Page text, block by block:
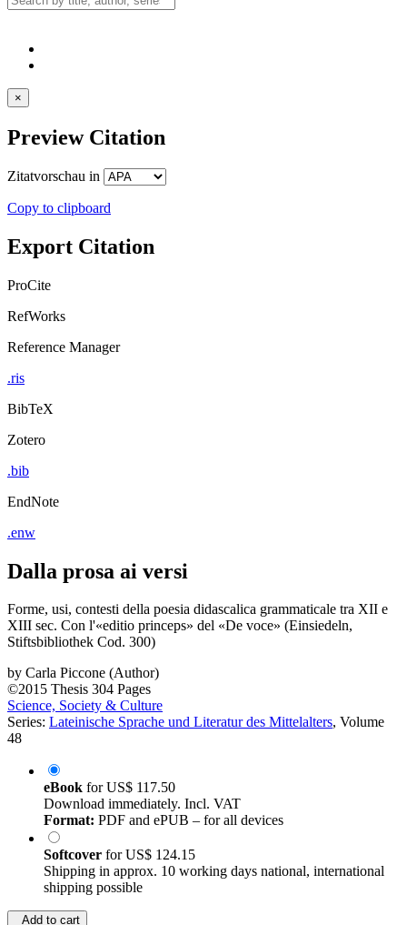
×
Preview Citation
Zitatvorschau in
Copy to clipboard
Export Citation
ProCite
RefWorks
Reference Manager
.ris
BibTeX
Zotero
.bib
EndNote
.enw
Dalla prosa ai versi
Forme, usi, contesti della poesia didascalica grammaticale tra XII e
XIII sec. Con l'«editio princeps» del «De voce» (Einsiedeln,
Stiftsbibliothek Cod. 300)
by Carla Piccone (Author)
©2015 Thesis 304 Pages
Science, Society & Culture
Series: Lateinische Sprache und Literatur des Mittelalters, Volume
48
eBook forUS$ 117.50
Download immediately. Incl. VAT
Format: PDF and ePUB – for all devices
Softcover forUS$ 124.15
Shipping in approx. 10 working days national, international
shipping possible
Add to cart